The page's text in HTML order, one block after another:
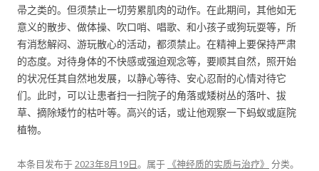
帚之类的。但须禁止一切劳累肌肉的动作。在此期间，其他如无
意义的散步、做体操、吹口哨、唱歌、和小孩子或狗玩耍等，所
有消愁解闷、游玩散心的活动，都须禁止。在精神上要保持严肃
的态度。对待身体的不快感或强迫观念等，要顺其自然，照开始
的状况任其自然地发展，以静心等待、安心忍耐的心情对待它
们。此时，可以让患者扫一扫院子的角落或矮树丛的落叶、拔
草、摘除矮竹的枯叶等。高兴的话，或让他观察一下蚂蚁或庭院
植物。
本条目发布于2023年8月19日。属于 《神经质的实质与治疗》 分类。